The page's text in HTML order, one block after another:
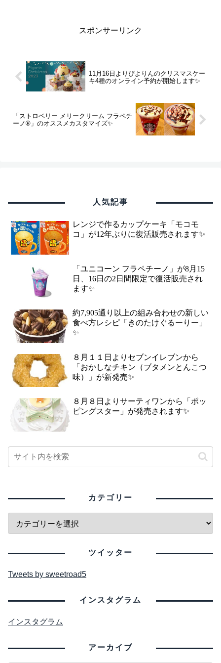
スポンサーリンク
11月16日よりぴよりんのクリスマスケー
キ4種のオンライン予約が開始します✨
「ストロベリー メリークリーム フラペチ
ーノ®」のオススメカスタマイズ✨
人気記事
レンジで作るカップケーキ「モコモ
コ」が12年ぶりに復活販売されます✨
「ユニコーン フラペチーノ」が8月15
日、16日の2日間限定で復活販売され
ます✨
約7,905通り以上の組み合わせの新しい
食べ方レシピ「きのたけぐるーりー」
✨
８月１１日よりセブンイレブンから
「おかしなチキン（ブタメンとんこつ
味）」が新発売✨
８月８日よりサーティワンから「ポッ
ピングスター」が発売されます✨
カテゴリー
ツイッター
Tweets by sweetroad5
インスタグラム
インスタグラム
アーカイブ